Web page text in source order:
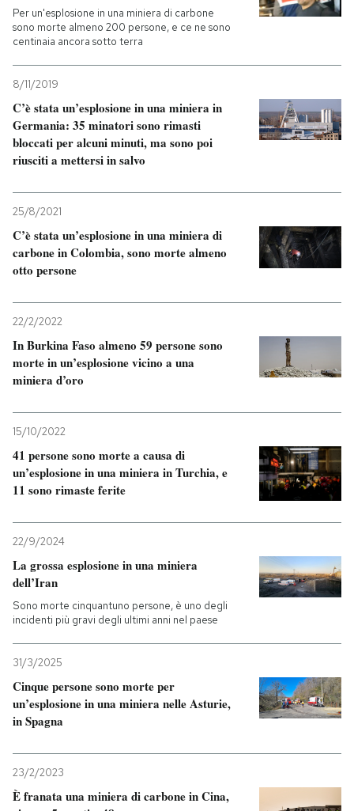
Per un'esplosione in una miniera di carbone
sono morte almeno 200 persone, e ce ne sono
centinaia ancora sotto terra
8/11/2019
C’è stata un’esplosione in una miniera in
Germania: 35 minatori sono rimasti
bloccati per alcuni minuti, ma sono poi
riusciti a mettersi in salvo
25/8/2021
C’è stata un’esplosione in una miniera di
carbone in Colombia, sono morte almeno
otto persone
22/2/2022
In Burkina Faso almeno 59 persone sono
morte in un’esplosione vicino a una
miniera d’oro
15/10/2022
41 persone sono morte a causa di
un’esplosione in una miniera in Turchia, e
11 sono rimaste ferite
22/9/2024
La grossa esplosione in una miniera
dell’Iran
Sono morte cinquantuno persone, è uno degli
incidenti più gravi degli ultimi anni nel paese
31/3/2025
Cinque persone sono morte per
un’esplosione in una miniera nelle Asturie,
in Spagna
23/2/2023
È franata una miniera di carbone in Cina,